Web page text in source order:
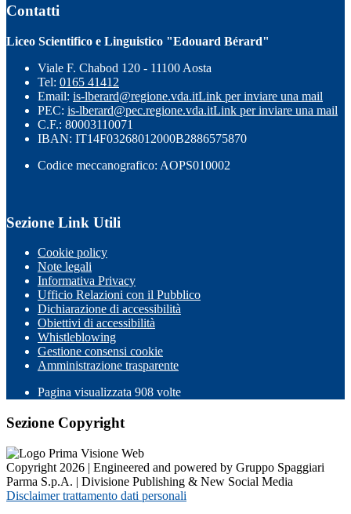
Contatti
Liceo Scientifico e Linguistico "Edouard Bérard"
Viale F. Chabod 120 - 11100 Aosta
Tel: 0165 41412
Email: is-lberard@regione.vda.itLink per inviare una mail
PEC: is-lberard@pec.regione.vda.itLink per inviare una mail
C.F.: 80003110071
IBAN: IT14F03268012000B2886575870
Codice meccanografico: AOPS010002
Sezione Link Utili
Cookie policy
Note legali
Informativa Privacy
Ufficio Relazioni con il Pubblico
Dichiarazione di accessibilità
Obiettivi di accessibilità
Whistleblowing
Gestione consensi cookie
Amministrazione trasparente
Pagina visualizzata 908 volte
Sezione Copyright
Copyright 2026 | Engineered and powered by Gruppo Spaggiari
Parma S.p.A. | Divisione Publishing & New Social Media
Disclaimer trattamento dati personali